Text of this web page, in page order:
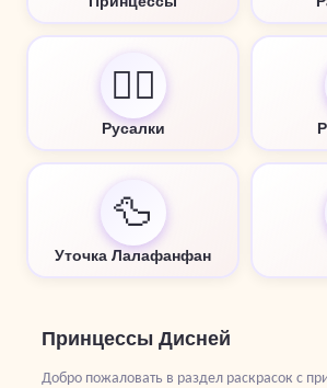
🧜‍♀️
Русалки
🦆
Уточка Лалафанфан
Принцессы Дисней
Добро пожаловать в раздел раскрасок с